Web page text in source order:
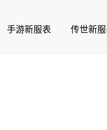
手游新服表 传世新